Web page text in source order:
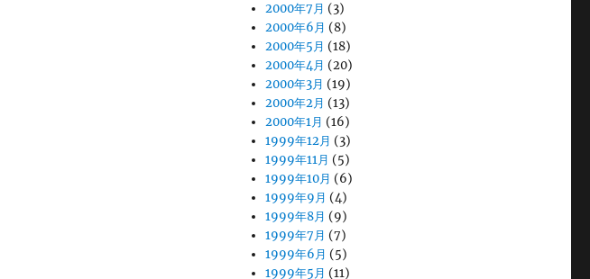
2000年7月 (3)
2000年6月 (8)
2000年5月 (18)
2000年4月 (20)
2000年3月 (19)
2000年2月 (13)
2000年1月 (16)
1999年12月 (3)
1999年11月 (5)
1999年10月 (6)
1999年9月 (4)
1999年8月 (9)
1999年7月 (7)
1999年6月 (5)
1999年5月 (11)